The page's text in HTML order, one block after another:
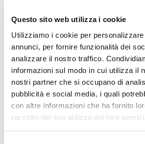
Questo sito web utilizza i cookie
Utilizziamo i cookie per
annunci, per fornire funzionalità dei
analizzare il nostro traffico.
informazioni sul modo in cui utilizza il
nostri partner che si occupano di
pubblicità e social media, i quali
con altre informazioni che ha fornito
raccolto dal suo utilizzo dei loro servizi.
Accedi
NON SEI REGISTRATO?
RICHIEDI ACCOUNT
Filtra per tipo di file